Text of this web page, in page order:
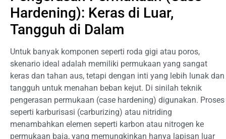
Hardening): Keras di Luar,
Tangguh di Dalam
Untuk banyak komponen seperti roda gigi atau poros,
skenario ideal adalah memiliki permukaan yang sangat
keras dan tahan aus, tetapi dengan inti yang lebih lunak dan
tangguh untuk menahan beban kejut. Di sinilah teknik
pengerasan permukaan (case hardening) digunakan. Proses
seperti karburisasi (carburizing) atau nitriding
menambahkan elemen seperti karbon atau nitrogen ke
permukaan baja, yang memungkinkan hanya lapisan luar